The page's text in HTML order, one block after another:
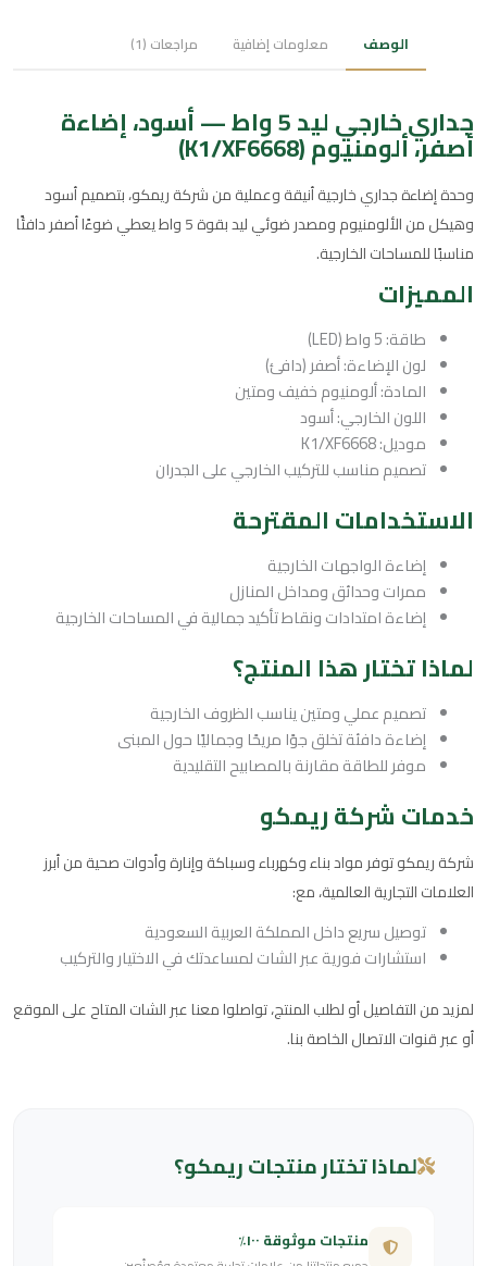
الوصف معلومات إضافية مراجعات (1)
جداري خارجي ليد 5 واط — أسود، إضاءة
أصفر، ألومنيوم (K1/XF6668)
وحدة إضاءة جداري خارجية أنيقة وعملية من شركة ريمكو، بتصميم أسود
وهيكل من الألومنيوم ومصدر ضوئي ليد بقوة 5 واط يعطي ضوءًا أصفر دافئًا
مناسبًا للمساحات الخارجية.
المميزات
طاقة: 5 واط (LED)
لون الإضاءة: أصفر (دافئ)
المادة: ألومنيوم خفيف ومتين
اللون الخارجي: أسود
موديل: K1/XF6668
تصميم مناسب للتركيب الخارجي على الجدران
الاستخدامات المقترحة
إضاءة الواجهات الخارجية
ممرات وحدائق ومداخل المنازل
إضاءة امتدادات ونقاط تأكيد جمالية في المساحات الخارجية
لماذا تختار هذا المنتج؟
تصميم عملي ومتين يناسب الظروف الخارجية
إضاءة دافئة تخلق جوًا مريحًا وجماليًا حول المبنى
موفر للطاقة مقارنة بالمصابيح التقليدية
خدمات شركة ريمكو
شركة ريمكو توفر مواد بناء وكهرباء وسباكة وإنارة وأدوات صحية من أبرز
العلامات التجارية العالمية، مع:
توصيل سريع داخل المملكة العربية السعودية
استشارات فورية عبر الشات لمساعدتك في الاختيار والتركيب
لمزيد من التفاصيل أو لطلب المنتج، تواصلوا معنا عبر الشات المتاح على الموقع
أو عبر قنوات الاتصال الخاصة بنا.
لماذا تختار منتجات ريمكو؟
منتجات موثوقة ١٠٠٪